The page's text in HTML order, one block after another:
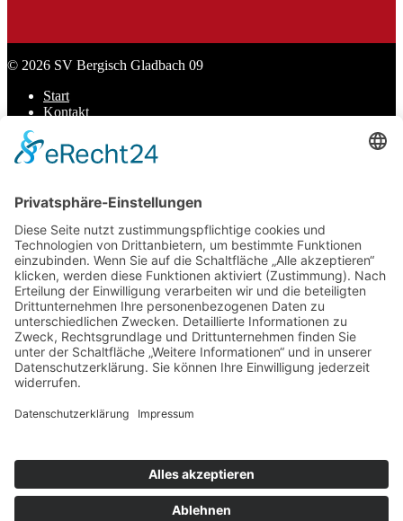
© 2026 SV Bergisch Gladbach 09
Start
Kontakt
Impressum
Cookie-Einstellungen
Scroll
top